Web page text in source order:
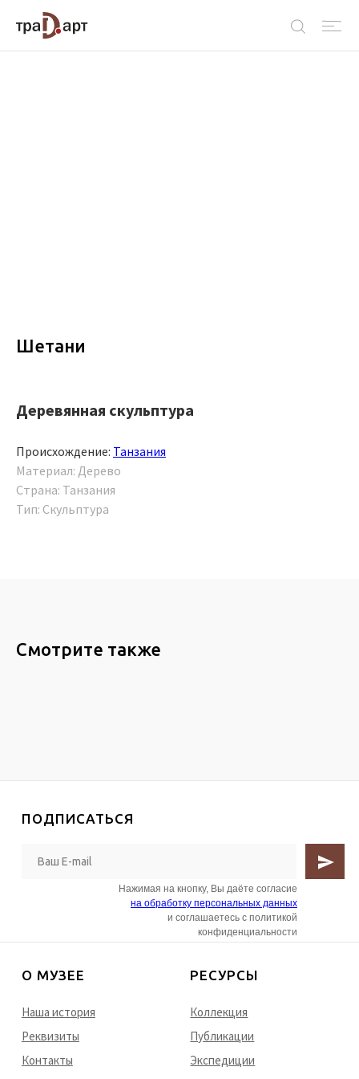
Шетани
Деревянная скульптура
Происхождение: Танзания
Материал: Дерево
Страна: Танзания
Тип: Скульптура
Смотрите также
О МУЗЕЕ
Наша история
Реквизиты
Контакты
РЕСУРСЫ
Коллекция
Публикации
Экспедиции
Нажимая на кнопку, Вы даёте согласие
на обработку персональных данных
и соглашаетесь с политикой
конфиденциальности
ПОДПИСАТЬСЯ